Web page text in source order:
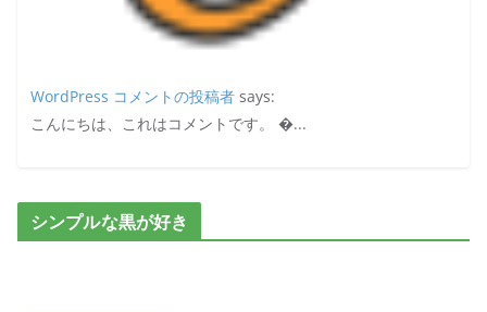
WordPress コメントの投稿者 says:
こんにちは、これはコメントです。 �...
シンプルな黒が好き